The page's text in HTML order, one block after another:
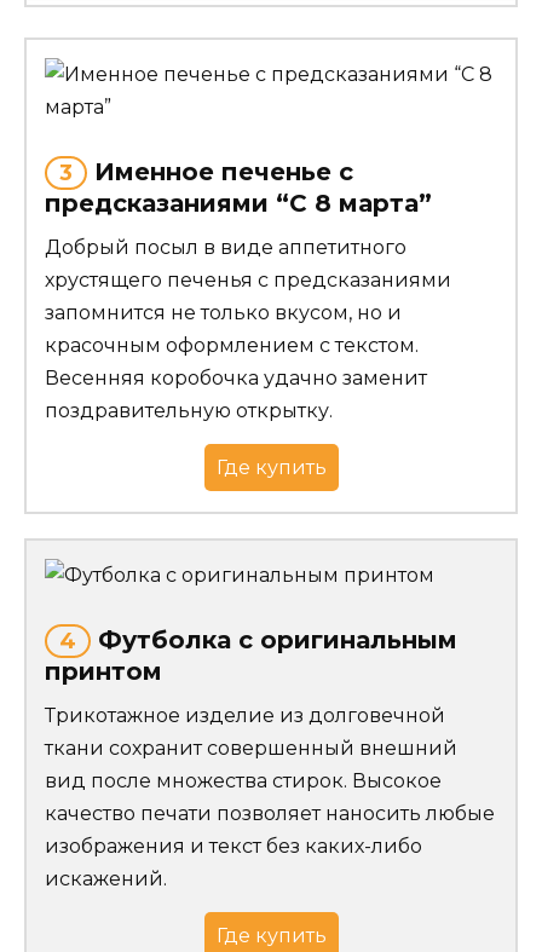
3
Именное печенье с
предсказаниями “С 8 марта”
Добрый посыл в виде аппетитного
хрустящего печенья с предсказаниями
запомнится не только вкусом, но и
красочным оформлением с текстом.
Весенняя коробочка удачно заменит
поздравительную открытку.
Где купить
4
Футболка с оригинальным
принтом
Трикотажное изделие из долговечной
ткани сохранит совершенный внешний
вид после множества стирок. Высокое
качество печати позволяет наносить любые
изображения и текст без каких-либо
искажений.
Где купить